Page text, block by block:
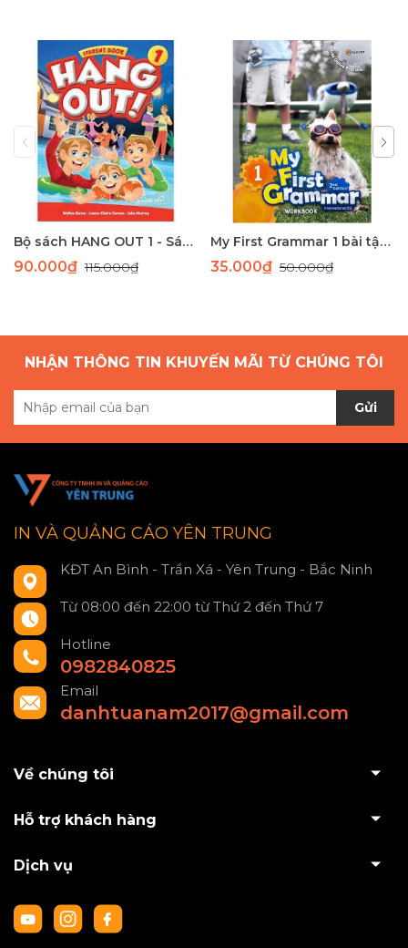
Bộ sách HANG OUT 1 - Sách học tiếng Anh giao tiếp dành cho học sinh tiểu học
90.000₫115.000₫
My First Grammar 1 bài tập 2nd Edition
35.000₫ 50.000₫
NHẬN THÔNG TIN KHUYẾN MÃI TỪ CHÚNG TÔI
Gửi
IN VÀ QUẢNG CÁO YÊN TRUNG
KĐT An Bình - Trần Xá - Yên Trung - Bắc Ninh
Từ 08:00 đến 22:00 từ Thứ 2 đến Thứ 7
Hotline
0982840825
Email
danhtuanam2017@gmail.com
Về chúng tôi
Hỗ trợ khách hàng
Dịch vụ